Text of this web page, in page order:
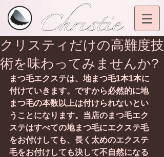
クリスティだけの高難度技
術を味わってみませんか?
まつ毛エクステは、地まつ毛1本1本に
付けていきます。ですから必然的に地
まつ毛の本数以上は付けられないとい
うことになります。当店のまつ毛エク
ステはすべての地まつ毛にエクステ毛
をお付けしても、長く太めのエクステ
毛をお付けしても決して不自然になる